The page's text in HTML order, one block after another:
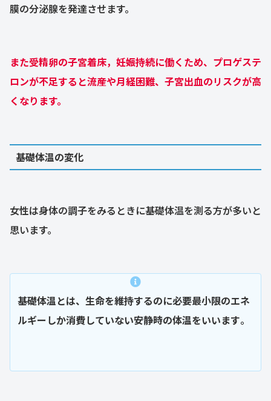
膜の分泌腺を発達させます。
また受精卵の子宮着床，妊娠持続に働くため、プロゲステ
ロンが不足すると流産や月経困難、子宮出血のリスクが高
くなります。
基礎体温の変化
女性は身体の調子をみるときに基礎体温を測る方が多いと
思います。
基礎体温とは、生命を維持するのに必要最小限のエネ
ルギーしか消費していない安静時の体温をいいます。